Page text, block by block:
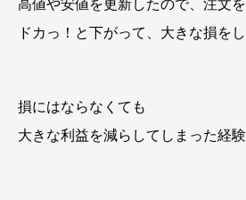
高値や安値を更新したので、注文
ドカっ！と下がって、大きな損をし
損にはならなくても
大きな利益を減らしてしまった経